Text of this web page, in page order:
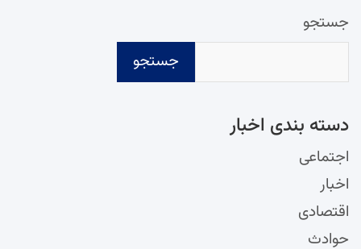
جستجو
جستجو
دسته‌ بندی اخبار
اجتماعی
اخبار
اقتصادی
حوادث